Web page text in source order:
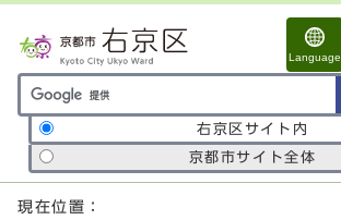
Language
サイト内検索の範囲
右京区サイト内
京都市サイト全体
ここから本文です
現在位置：